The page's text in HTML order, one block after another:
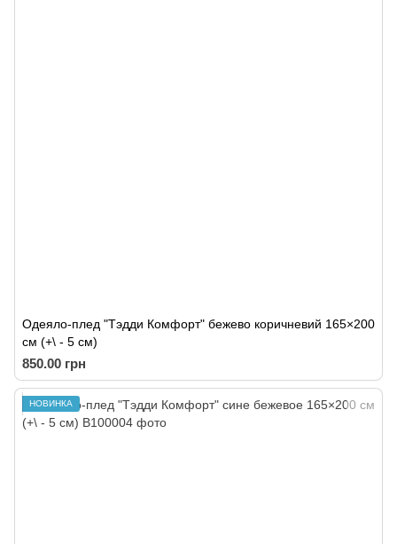
Одеяло-плед "Тэдди Комфорт" бежево коричневий 165×200
см (+\ - 5 cм)
850.00 грн
НОВИНКА